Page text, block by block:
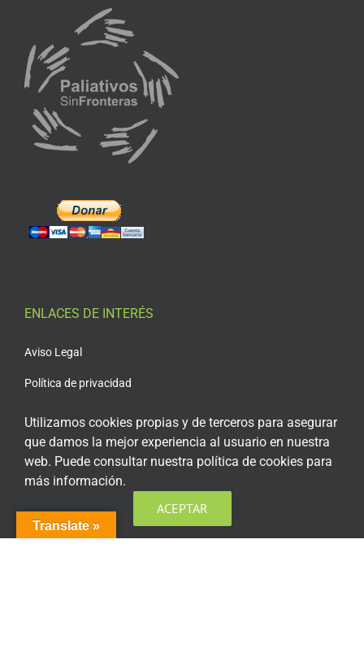
ENLACES DE INTERÉS
Aviso Legal
Política de privacidad
Política de cookies
Condiciones generales de contratación
Acceso plataforma de teleformación
Translate »
Utilizamos cookies propias y de terceros para asegurar
que damos la mejor experiencia al usuario en nuestra
web. Puede consultar nuestra política de cookies para
más información.
ACEPTAR